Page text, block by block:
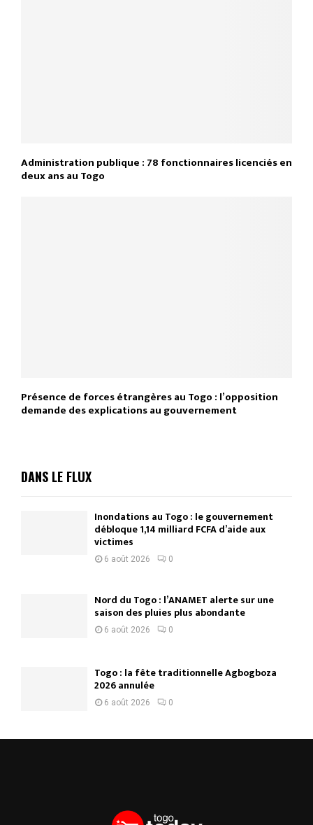
Administration publique : 78 fonctionnaires licenciés en
deux ans au Togo
Présence de forces étrangères au Togo : l’opposition
demande des explications au gouvernement
DANS LE FLUX
Inondations au Togo : le gouvernement
débloque 1,14 milliard FCFA d’aide aux
victimes
6 août 2026 0
Nord du Togo : l’ANAMET alerte sur une
saison des pluies plus abondante
6 août 2026 0
Togo : la fête traditionnelle Agbogboza
2026 annulée
6 août 2026 0